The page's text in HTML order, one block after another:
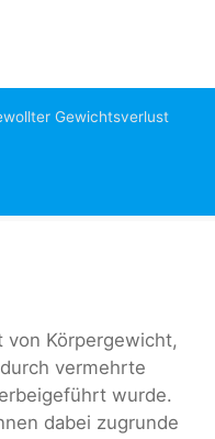
Gewichtsverlust
von Körpergewicht,
vermehrte
wurde.
dabei zugrunde